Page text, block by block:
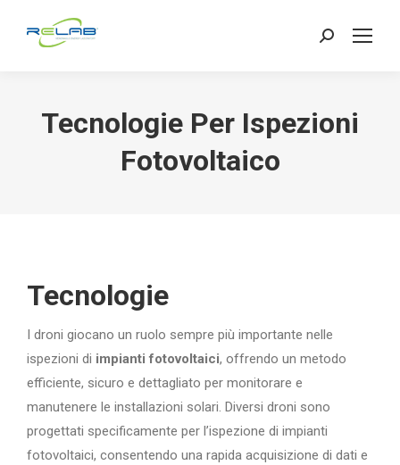
Search:
Tecnologie Per Ispezioni
Fotovoltaico
Tecnologie
I droni giocano un ruolo sempre più importante nelle
ispezioni di impianti fotovoltaici, offrendo un metodo
efficiente, sicuro e dettagliato per monitorare e
manutenere le installazioni solari. Diversi droni sono
progettati specificamente per l’ispezione di impianti
fotovoltaici, consentendo una rapida acquisizione di dati e